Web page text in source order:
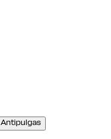
Antipulgas